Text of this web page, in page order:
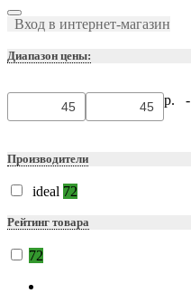
Вход в интернет-магазин
Диапазон цены:
р. -
Производители
ideal 72
Рейтинг товара
72